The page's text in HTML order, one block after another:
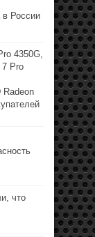
в России
4350G,
7 Pro
Radeon
что